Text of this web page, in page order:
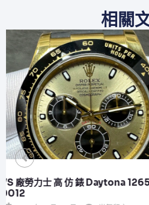
相關
VS 廠勞力士 頂級 復刻